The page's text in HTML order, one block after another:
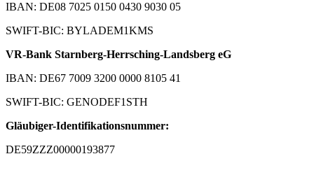
IBAN: DE08 7025 0150 0430 9030 05
SWIFT-BIC: BYLADEM1KMS
VR-Bank Starnberg-Herrsching-Landsberg eG
IBAN: DE67 7009 3200 0000 8105 41
SWIFT-BIC: GENODEF1STH
Gläubiger-Identifikationsnummer:
DE59ZZZ00000193877